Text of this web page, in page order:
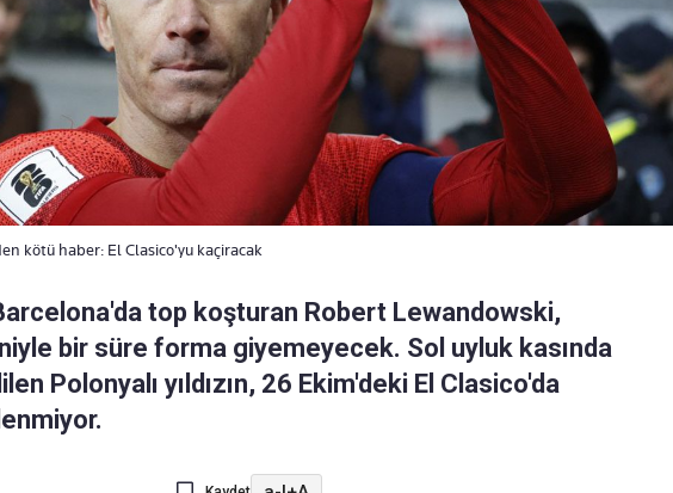
kötü haber: El Clasico'yu kaçiracak
top koşturan Robert Lewandowski,
bir süre forma giyemeyecek. Sol uyluk kasında
Polonyalı yıldızın, 26 Ekim'deki El Clasico'da